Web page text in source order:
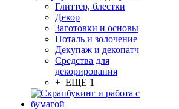
Глиттер, блестки
Декор
Заготовки и основы
Поталь и золочение
Декупаж и декопатч
Средства для
декорирования
+ ЕЩЕ 1